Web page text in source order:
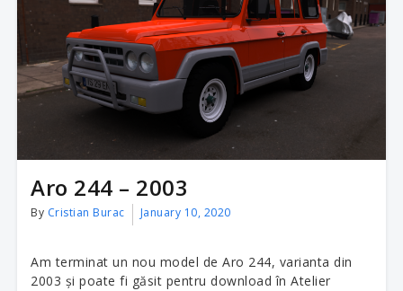
Aro 244 – 2003
By Cristian Burac January 10, 2020
Am terminat un nou model de Aro 244, varianta din
2003 și poate fi găsit pentru download în Atelier